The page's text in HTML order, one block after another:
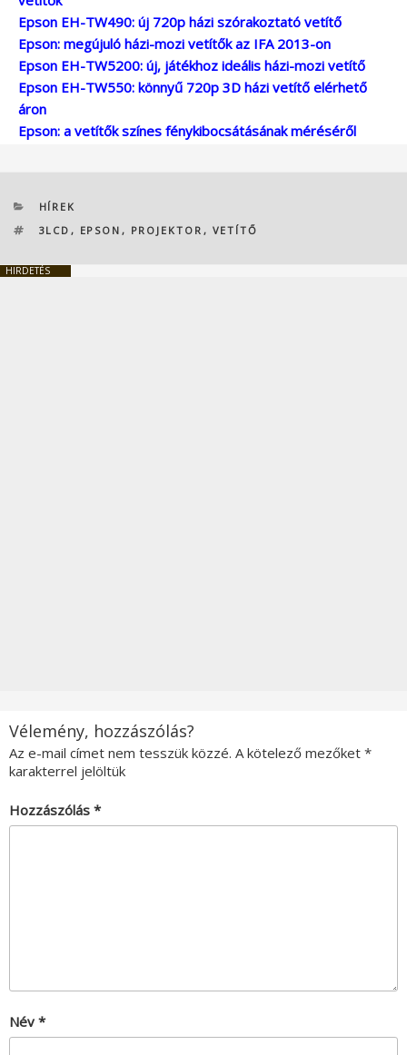
Epson EH-TW490: új 720p házi szórakoztató vetítő
Epson: megújuló házi-mozi vetítők az IFA 2013-on
Epson EH-TW5200: új, játékhoz ideális házi-mozi vetítő
Epson EH-TW550: könnyű 720p 3D házi vetítő elérhető
áron
Epson: a vetítők színes fénykibocsátásának méréséről
KATEGÓRIÁK
HÍREK
CÍMKÉK
3LCD , EPSON , PROJEKTOR , VETÍTŐ
HIRDETÉS
Vélemény, hozzászólás?
Az e-mail címet nem tesszük közzé. A kötelező mezőket *
karakterrel jelöltük
Hozzászólás *
Név *